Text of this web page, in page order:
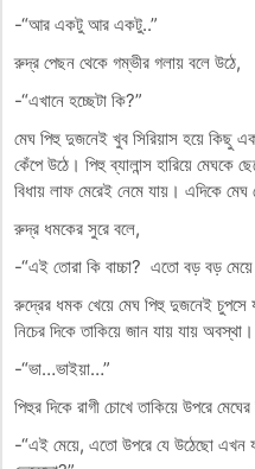
-“আর একটু আর একটু..”
রুদ্র পেছন থেকে গম্ভীর গলায় বলে উঠে,
-“এখানে হচ্ছেটা কি?”
মেঘ পিহু দুজনেই খুব সিরিয়াস হয়ে কিছু
কেঁপে উঠে। পিহু ব্যালান্স হারিয়ে মেঘকে
বিধায় লাফ মেরেই নেমে যায়। এদিকে মেঘ
রুদ্র ধমকের সুরে বলে,
-“এই তোরা কি বাচ্চা? এতো বড় বড়
রুদ্রের ধমক খেয়ে মেঘ পিহু দুজনেই
নিচের দিকে তাকিয়ে জান যায় যায়
-“ভা…ভাইয়া…”
পিহুর দিকে রাগী চোখে তাকিয়ে উপরে
-“এই মেয়ে, এতো উপরে যে উঠেছো এখন